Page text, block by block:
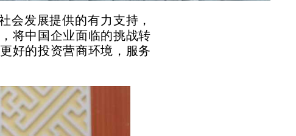
会发展提供的有力支持，
将中国企业面临的挑战转
好的投资营商环境，服务